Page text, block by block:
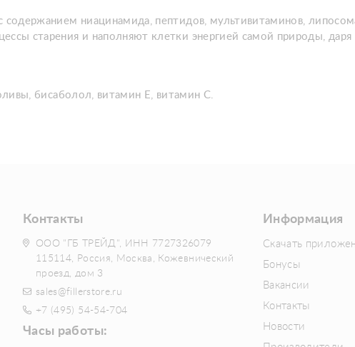
ниацинамида, пептидов, мультивитаминов,
старения и наполняют клетки энергией самой природы, даря
бисаболол, витамин Е, витамин С.
Контакты
ООО "ГБ ТРЕЙД", ИНН 7727326079
115114, Россия, Москва, Кожевнический
проезд, дом 3
sales@fillerstore.ru
+7 (495) 54-54-704
Часы работы:
Информация
Скачать
Бонусы
Вакансии
Контакты
Новости